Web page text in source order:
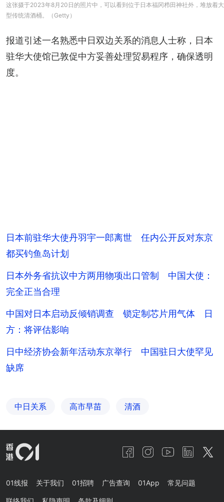
这张摄于2023年8月20日的照片中，可以看到位于日本福冈栉田神社外，堆放着大
型传统清酒桶。（Getty）
报道引述一名熟悉中日双边关系的消息人士称，日本
驻华大使馆已敦促中方妥善处理贸易程序，确保透明
度。
日本前驻华大使丹羽宇一郎离世 任内公开反对东京
都买钓鱼岛计划
日本外务省抗议中方两用物项出口管制 中国大使：
完全正当合理
中国对日本启动反倾销调查 锁定制芯片用气体 日
方：将评估影响
日中经济协会新年活动东京举行 中国驻日大使罕见
缺席
中日关系 高市早苗 清酒
01线报 关于我们 01招聘 广告查询 01App 常见问题